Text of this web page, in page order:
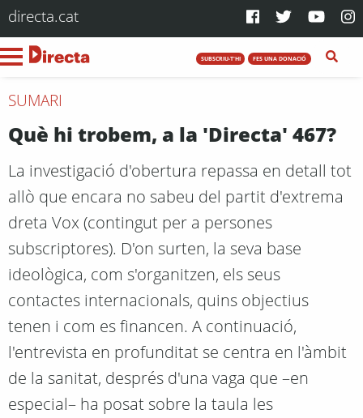
directa.cat
SUBSCRIU-T'HI FES UNA DONACIÓ
SUMARI
Què hi trobem, a la 'Directa' 467?
La investigació d'obertura repassa en detall tot
allò que encara no sabeu del partit d'extrema
dreta Vox (contingut per a persones
subscriptores). D'on surten, la seva base
ideològica, com s'organitzen, els seus
contactes internacionals, quins objectius
tenen i com es financen. A continuació,
l'entrevista en profunditat se centra en l'àmbit
de la sanitat, després d'una vaga que –en
especial– ha posat sobre la taula les